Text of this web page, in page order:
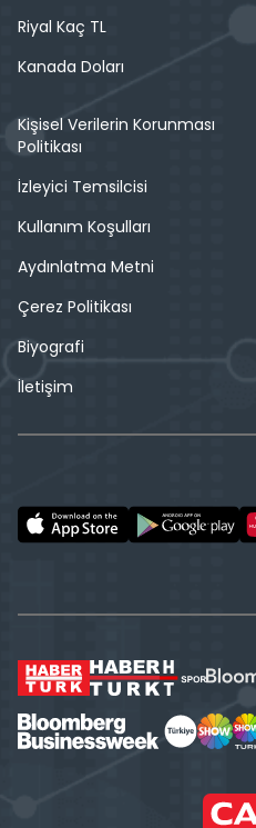
Riyal Kaç TL
Kanada Doları
Kişisel Verilerin Korunması
Politikası
İzleyici Temsilcisi
Kullanım Koşulları
Aydınlatma Metni
Çerez Politikası
Biyografi
İletişim